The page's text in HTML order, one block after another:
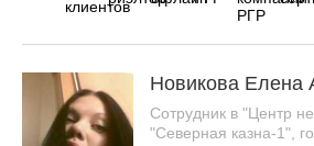
Новикова Елена
Сотрудник в "Центр
"Северная казна-1",